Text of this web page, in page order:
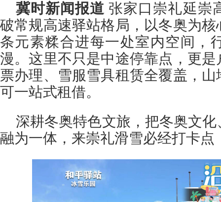
冀时新闻报道 张家口崇礼延崇
破常规高速驿站格局，以冬奥为
条元素糅合进每一处室内空间，
漫。这里不只是中途停靠点，更
票办理、雪服雪具租赁全覆盖，
可一站式租借。
深耕冬奥特色文旅，把冬奥文
融为一体，来崇礼滑雪必经打卡点